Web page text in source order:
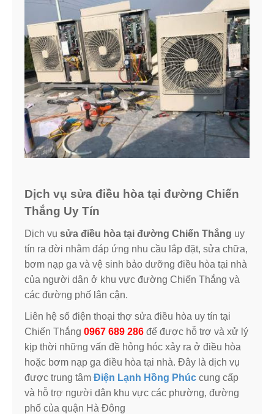
Dịch vụ sửa điều hòa tại đường Chiến
Thắng Uy Tín
Dịch vụ sửa điều hòa tại đường Chiến Thắng uy
tín ra đời nhằm đáp ứng nhu cầu lắp đặt, sửa chữa,
bơm nạp ga và vệ sinh bảo dưỡng điều hòa tại nhà
của người dân ở khu vực đường Chiến Thắng và
các đường phố lân cận.
Liên hệ số điện thoại thợ sửa điều hòa uy tín tại
Chiến Thắng 0967 689 286 để được hỗ trợ và xử lý
kịp thời những vấn đề hỏng hóc xảy ra ở điều hòa
hoặc bơm nạp ga điều hòa tại nhà. Đây là dịch vụ
được trung tâm Điện Lạnh Hồng Phúc cung cấp
và hỗ trợ người dân khu vực các phường, đường
phố của quận Hà Đông